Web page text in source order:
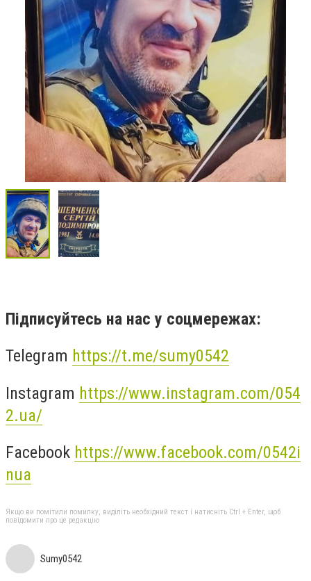
Підписуйтесь на нас у соцмережах:
Telegram https://t.me/sumy0542
Instagram https://www.instagram.com/054
2.ua/
Facebook https://www.facebook.com/0542i
nua
Якщо ви помітили помилку, виділіть необхідний текст і натисніть Ctrl + Enter, щоб
повідомити про це редакцію
Sumy0542